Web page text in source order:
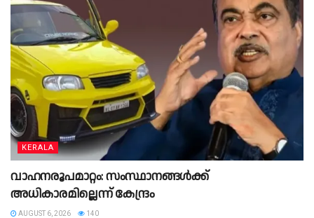
KERALA
വാഹനരൂപമാറ്റം: സംസ്ഥാനങ്ങൾക്ക്
അധികാരമില്ലെന്ന് കേന്ദ്രം
AUGUST 6, 2026 140